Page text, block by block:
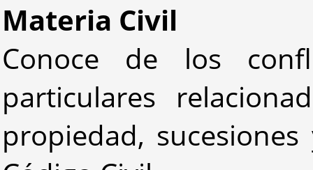
Materia Civil
Conoce de los
particulares
propiedad,